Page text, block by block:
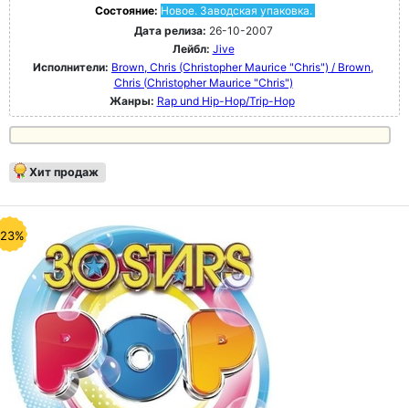
Состояние: Новое. Заводская упаковка.
Дата релиза: 26-10-2007
Лейбл: Jive
Исполнители: Brown, Chris (Christopher Maurice "Chris") / Brown,
Chris (Christopher Maurice "Chris")
Жанры: Rap und Hip-Hop/Trip-Hop
Хит продаж